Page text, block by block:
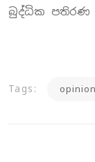
බුද්ධික පතිරණ
Tags: opinion